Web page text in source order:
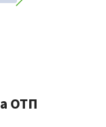
ОТП